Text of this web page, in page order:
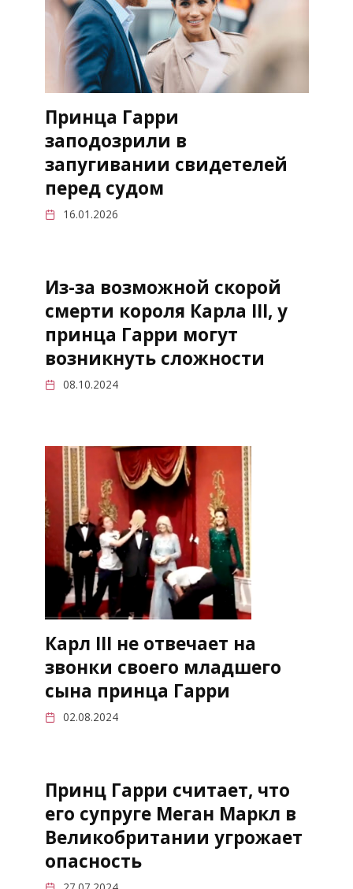
Принца Гарри
заподозрили в
запугивании свидетелей
перед судом
16.01.2026
Из-за возможной скорой
смерти короля Карла III, у
принца Гарри могут
возникнуть сложности
08.10.2024
Карл III не отвечает на
звонки своего младшего
сына принца Гарри
02.08.2024
Принц Гарри считает, что
его супруге Меган Маркл в
Великобритании угрожает
опасность